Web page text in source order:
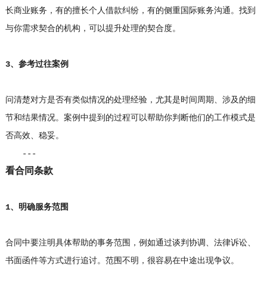
长商业账务，有的擅长个人借款纠纷，有的侧重国际账务沟通。找到
与你需求契合的机构，可以提升处理的契合度。
3、参考过往案例
问清楚对方是否有类似情况的处理经验，尤其是时间周期、涉及的细
节和结果情况。案例中提到的过程可以帮助你判断他们的工作模式是
否高效、稳妥。
---
看合同条款
1、明确服务范围
合同中要注明具体帮助的事务范围，例如通过谈判协调、法律诉讼、
书面函件等方式进行追讨。范围不明，很容易在中途出现争议。